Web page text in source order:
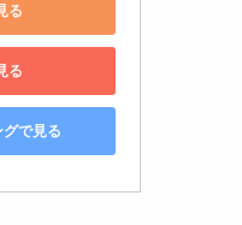
る
る
で見る